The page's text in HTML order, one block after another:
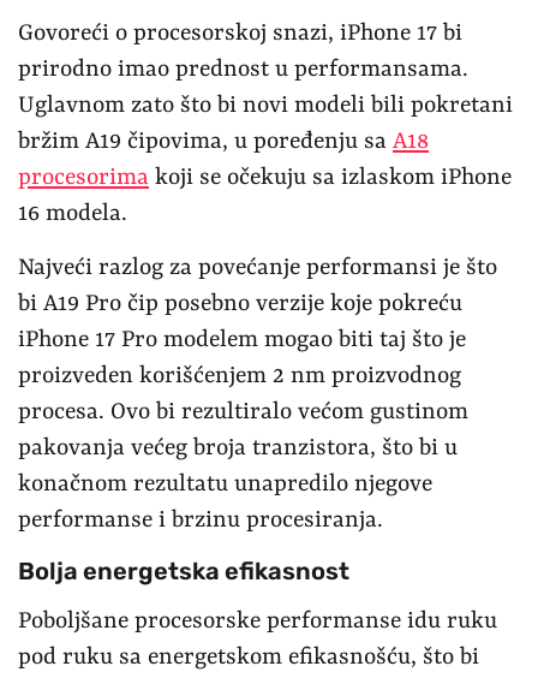
Govoreći o procesorskoj snazi, iPhone 17 bi
prirodno imao prednost u performansama.
Uglavnom zato što bi novi modeli bili pokretani
bržim A19 čipovima, u poređenju sa A18
procesorima koji se očekuju sa izlaskom iPhone
16 modela.
Najveći razlog za povećanje performansi je što
bi A19 Pro čip posebno verzije koje pokreću
iPhone 17 Pro modelem mogao biti taj što je
proizveden korišćenjem 2 nm proizvodnog
procesa. Ovo bi rezultiralo većom gustinom
pakovanja većeg broja tranzistora, što bi u
konačnom rezultatu unapredilo njegove
performanse i brzinu procesiranja.
Bolja energetska efikasnost
Poboljšane procesorske performanse idu ruku
pod ruku sa energetskom efikasnošću, što bi